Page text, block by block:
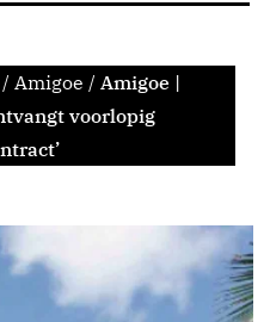
/ Amigoe / Amigoe |
voorlopig